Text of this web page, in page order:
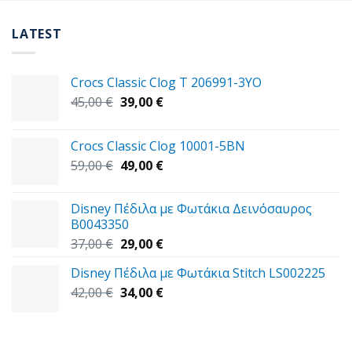
LATEST
Crocs Classic Clog T 206991-3YΟ
45,00€ Original
45,00 €.
39,00 €Η
είναι:
39,00 €.
Crocs Classic Clog 10001-5BN
59,00€ Original
59,00 €.
49,00 €Η
είναι:
Disney Πέδιλα με Φωτάκια Δεινόσαυρος
B0043350
37,00€ Original
was:
37,00 €.
29,00 €Η
τιμή
είναι:
Disney Πέδιλα με Φωτάκια Stitch LS002225
42,00€ Original
34,00 €Η